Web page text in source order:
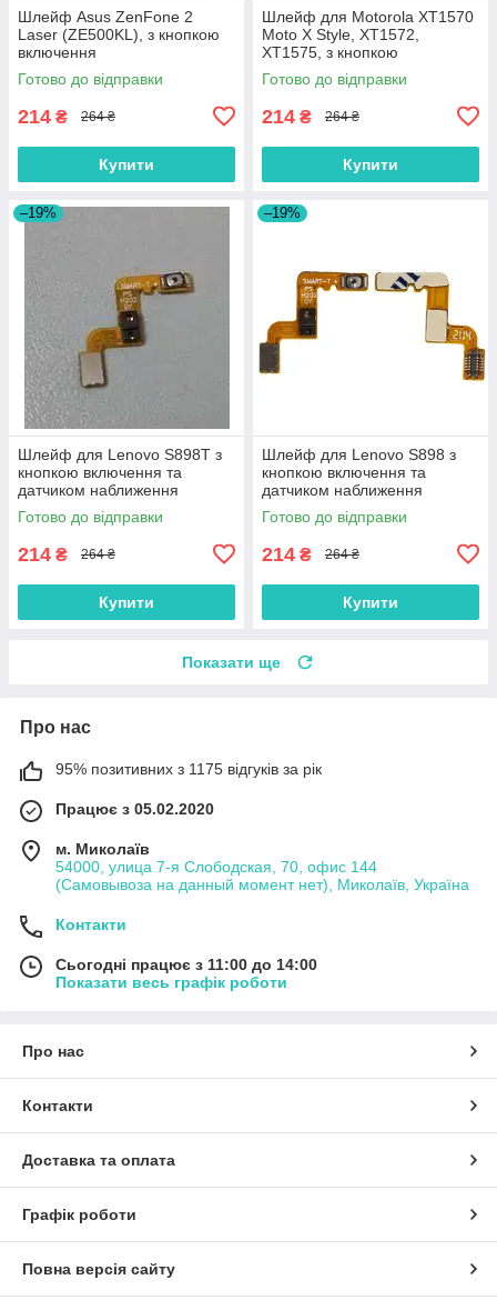
Шлейф Asus ZenFone 2
Laser (ZE500KL), з кнопкою
включення
Готово до відправки
214 ₴ 264 ₴
Купити
Шлейф для Motorola XT1570
Moto X Style, XT1572,
XT1575, з кнопкою
включення та гучності
Готово до відправки
214 ₴ 264 ₴
Купити
–19%
Шлейф для Lenovo S898T з
кнопкою включення та
датчиком наближення
Готово до відправки
214 ₴ 264 ₴
Купити
–19%
Шлейф для Lenovo S898 з
кнопкою включення та
датчиком наближення
Готово до відправки
214 ₴ 264 ₴
Купити
Показати ще
Про нас
95% позитивних з 1175 відгуків за рік
Працює з 05.02.2020
м. Миколаїв
54000, улица 7-я Слободская, 70, офис 144
(Самовывоза на данный момент нет), Миколаїв, Україна
Контакти
Сьогодні працює з 11:00 до 14:00
Показати весь графік роботи
Про нас
Контакти
Доставка та оплата
Графік роботи
Повна версія сайту